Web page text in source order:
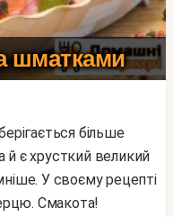
шматками
й є хрусткий великий
У своєму рецепті
Смакота!